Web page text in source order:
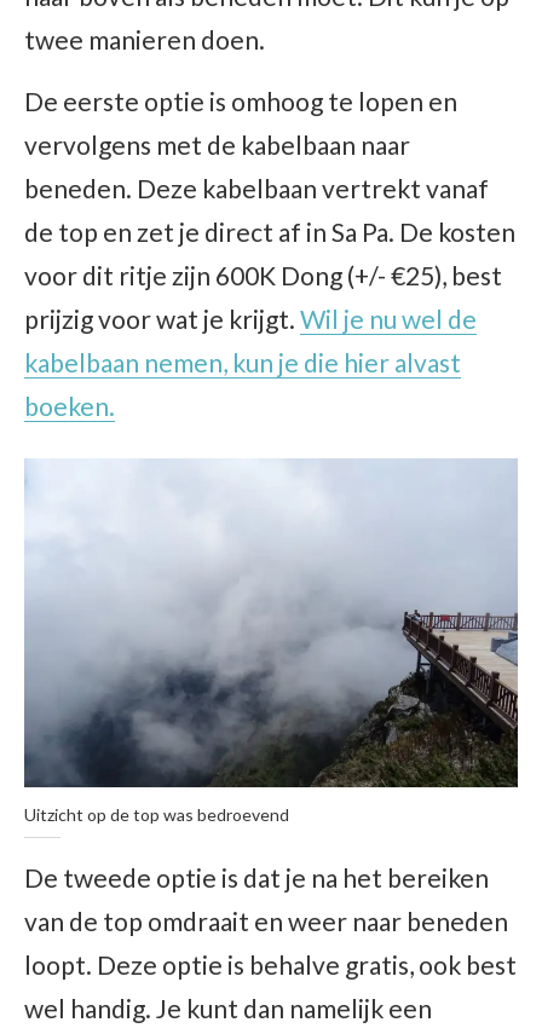
twee manieren doen.
De eerste optie is omhoog te lopen en
vervolgens met de kabelbaan naar
beneden. Deze kabelbaan vertrekt vanaf
de top en zet je direct af in Sa Pa. De kosten
voor dit ritje zijn 600K Dong (+/- €25), best
prijzig voor wat je krijgt. Wil je nu wel de
kabelbaan nemen, kun je die hier alvast
boeken.
Uitzicht op de top was bedroevend
De tweede optie is dat je na het bereiken
van de top omdraait en weer naar beneden
loopt. Deze optie is behalve gratis, ook best
wel handig. Je kunt dan namelijk een